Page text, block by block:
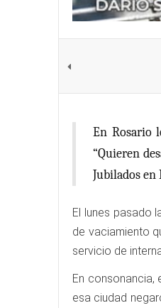
En Rosario
“Quieren
Jubilados en
El lunes pasado
de vaciamiento
servicio de
En consonancia,
esa ciudad